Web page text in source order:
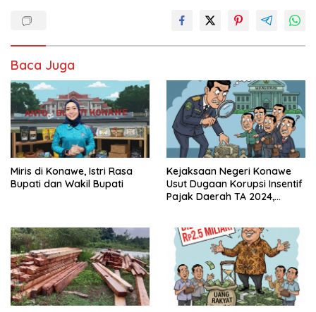
Baca Juga
Miris di Konawe, Istri Rasa
Bupati dan Wakil Bupati
Kejaksaan Negeri Konawe
Usut Dugaan Korupsi Insentif
Pajak Daerah TA 2024,